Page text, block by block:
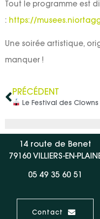
Tout le programme est
: https://
Une soirée artistique,
manquer !
PRÉCÉDENT
Le Festival des Clowns de Niort arrive !
14 route de Benet
79160 VILLIERS-EN-
05 49 35 60 51
Contact